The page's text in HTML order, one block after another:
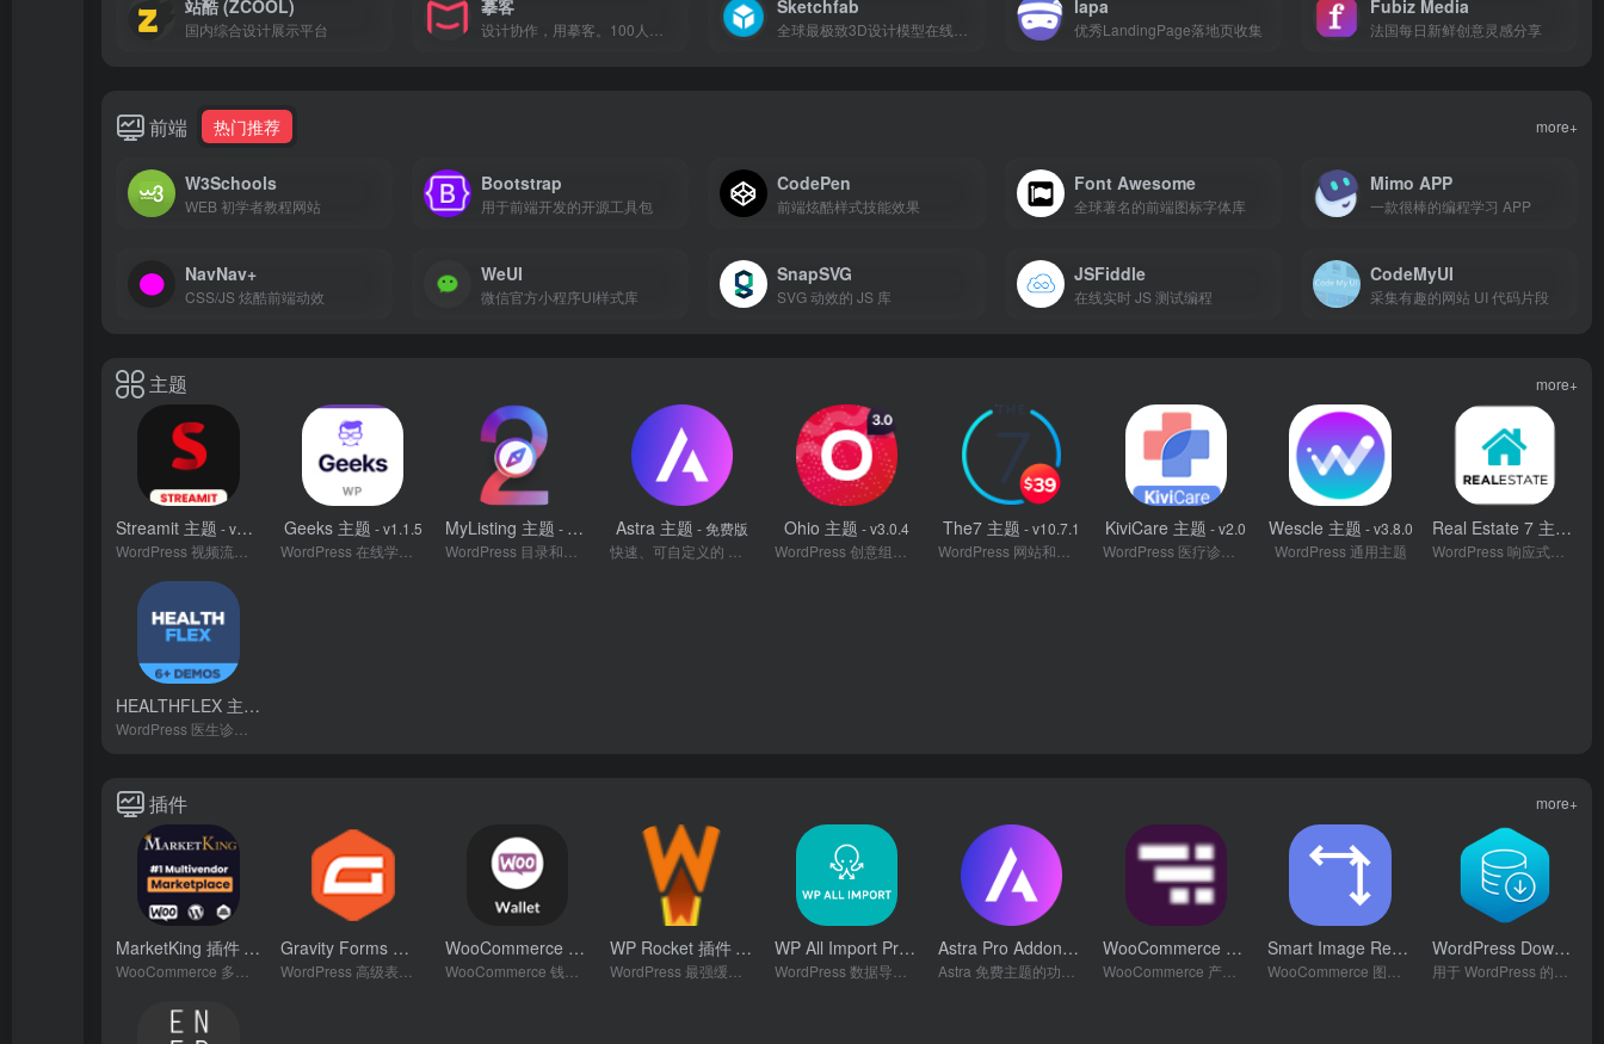
站酷 (ZCOOL)
国内综合设计展示平台
摹客 Sketchfab lapa
优秀LandingPage落地页收集
Fubiz Media
法国每日新鲜创意灵感分享
前端 热门推荐 more+
W3Schools
WEB 初学者教程网站
Bootstrap
用于前端开发的开源工具包
CodePen
前端炫酷样式技能效果
Font Awesome
全球著名的前端图标字体库
Mimo APP
一款很棒的编程学习 APP
NavNav+
CSS/JS 炫酷前端动效
WeUI
微信官方小程序UI样式库
SnapSVG
SVG 动效的 JS 库
JSFiddle
在线实时 JS 测试编程
CodeMyUI
采集有趣的网站 UI 代码片段
主题 more+
Streamit 主题 - v2.1.2
Geeks 主题 - v1.1.5
MyListing 主题 - v2.9.0
Astra 主题 - 免费版
Ohio 主题 - v3.0.4
The7 主题 - v10.7.1
KiviCare 主题 - v2.0
Wescle 主题 - v3.8.0
WordPress 通用主题
Real Estate 7 主题
HEALTHFLEX 主题
插件 more+
MarketKing 插件 Gravity Forms 插件
- v2.6.2
WooCommerce Wallet 插件
- v2.9.9
WP Rocket 插件- v3.11.2
WP All Import Pro 插件
- v4.7.3
Astra Pro Addon 插件
- v3.6.8
WooCommerce Extra Product Options Pro 插件
- v3.2.0
Smart Image Resize PRO 插件
- v1.7.6.4WordPress Download Manager Pro 插件